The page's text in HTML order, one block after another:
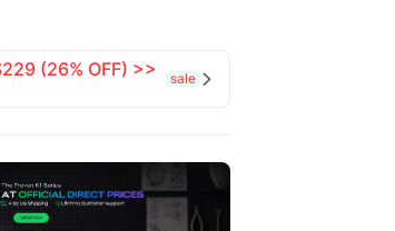
(26% OFF) >>
sale 